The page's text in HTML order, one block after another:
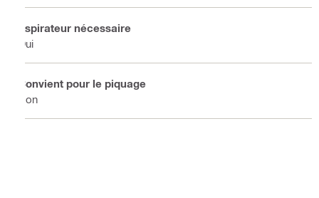
Aspirateur nécessaire
Oui
Convient pour le piquage
Non